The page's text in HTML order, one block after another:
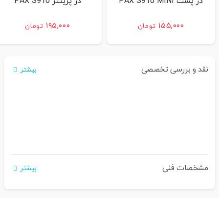
۱۵۵,۰۰۰ تومان ۱۹۵,۰۰۰ تومان
نقد و بررسی تخصصی بیشتر
مشخصات فنی بیشتر